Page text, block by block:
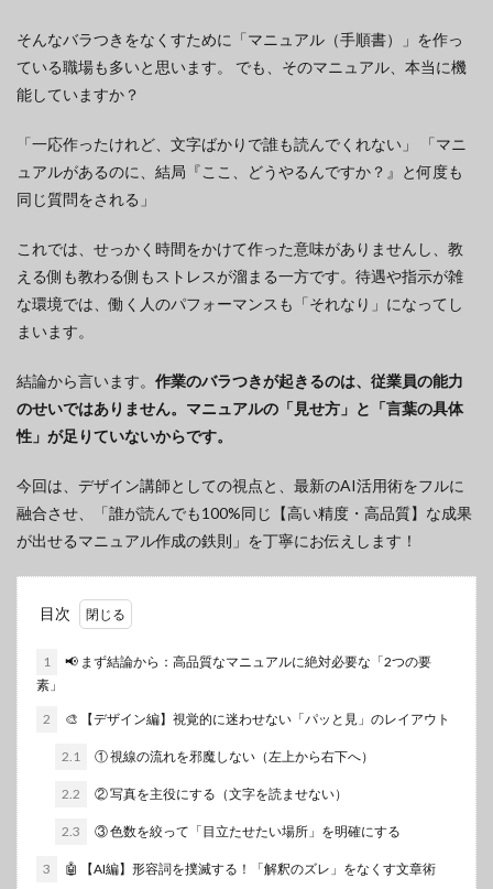
そんなバラつきをなくすために「マニュアル（手順書）」を作っ
ている職場も多いと思います。 でも、そのマニュアル、本当に機
能していますか？
「一応作ったけれど、文字ばかりで誰も読んでくれない」 「マニ
ュアルがあるのに、結局『ここ、どうやるんですか？』と何度も
同じ質問をされる」
これでは、せっかく時間をかけて作った意味がありませんし、教
える側も教わる側もストレスが溜まる一方です。待遇や指示が雑
な環境では、働く人のパフォーマンスも「それなり」になってし
まいます。
結論から言います。 作業のバラつきが起きるのは、従業員の能力
のせいではありません。マニュアルの「見せ方」と「言葉の具体
性」が足りていないからです。
今回は、デザイン講師としての視点と、最新のAI活用術をフルに
融合させ、「誰が読んでも100%同じ【高い精度・高品質】な成果
が出せるマニュアル作成の鉄則」を丁寧にお伝えします！
目次
1
📢 まず結論から：高品質なマニュアルに絶対必要な「2つの要
素」
2 🎨 【デザイン編】視覚的に迷わせない「パッと見」のレイアウト
2.1 ① 視線の流れを邪魔しない（左上から右下へ）
2.2 ② 写真を主役にする（文字を読ませない）
2.3 ③ 色数を絞って「目立たせたい場所」を明確にする
3 🤖 【AI編】形容詞を撲滅する！「解釈のズレ」をなくす文章術